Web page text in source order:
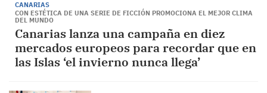
CANARIAS
CON ESTÉTICA DE UNA SERIE DE FICCIÓN PROMOCIONA EL MEJOR CLIMA
DEL MUNDO
Canarias lanza una campaña en diez
mercados europeos para recordar que en
las Islas ‘el invierno nunca llega’